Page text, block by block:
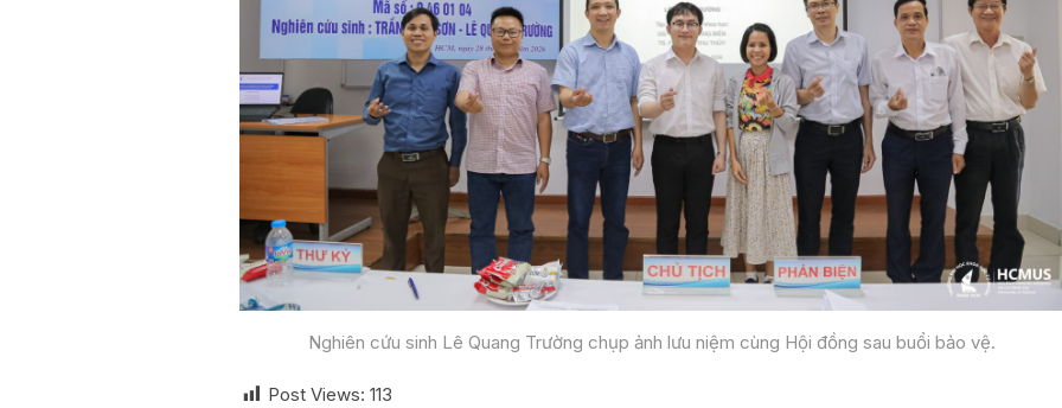
Nghiên cứu sinh Lê Quang Trường chụp ảnh lưu niệm cùng Hội đồng sau buổi bảo vệ.
Post Views: 113